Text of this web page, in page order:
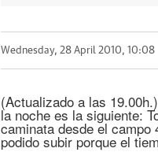
Wednesday, 28 April 2010, 10:08
(Actualizado a las
la noche es la siguiente:
caminata desde el
podido subir porque el